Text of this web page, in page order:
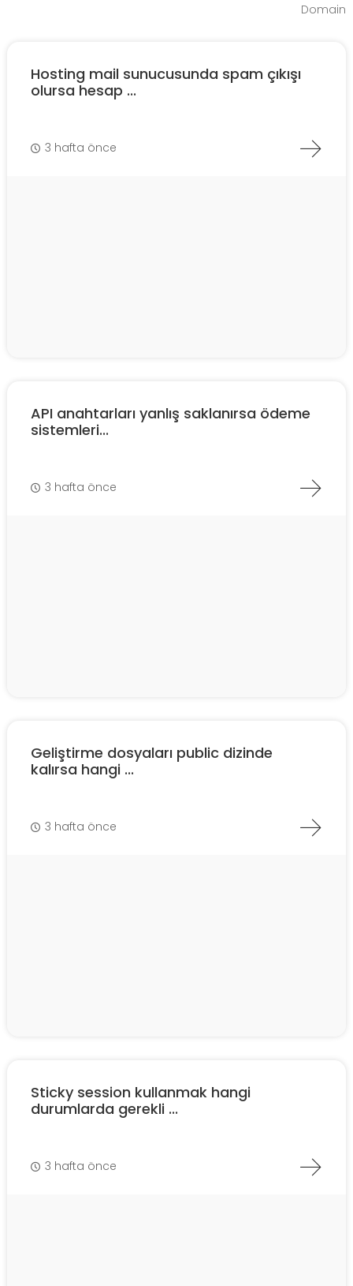
Domain
Hosting mail sunucusunda spam çıkışı
olursa hesap ...
3 hafta önce
API anahtarları yanlış saklanırsa ödeme
sistemleri...
3 hafta önce
Geliştirme dosyaları public dizinde
kalırsa hangi ...
3 hafta önce
Sticky session kullanmak hangi
durumlarda gerekli ...
3 hafta önce